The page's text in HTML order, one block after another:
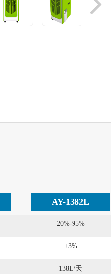
AY-1382L
20%-95%
±3%
138L/天